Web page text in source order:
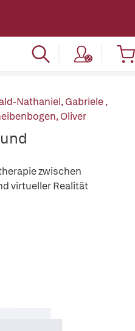
Nathaniel, Gabriele,
Oliver
zwischen
virtueller Realität